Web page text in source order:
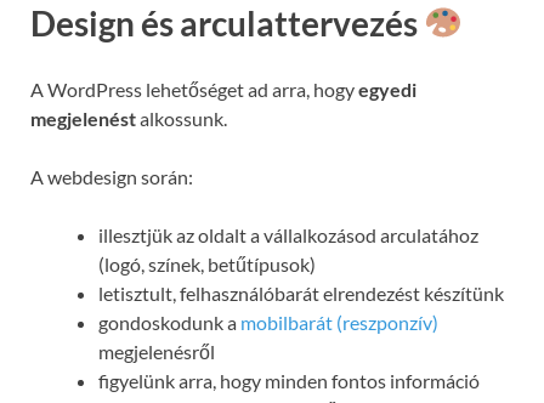
Design és arculattervezés
A WordPress lehetőséget ad arra, hogyegyedi
megjelenéstalkossunk.
A webdesign során:
illesztjük az oldalt a vállalkozásod arculatához
(logó, színek, betűtípusok)
letisztult, felhasználóbarát elrendezést készítünk
gondoskodunk a mobilbarát (reszponzív)
megjelenésről
figyelünk arra, hogy minden fontos információ